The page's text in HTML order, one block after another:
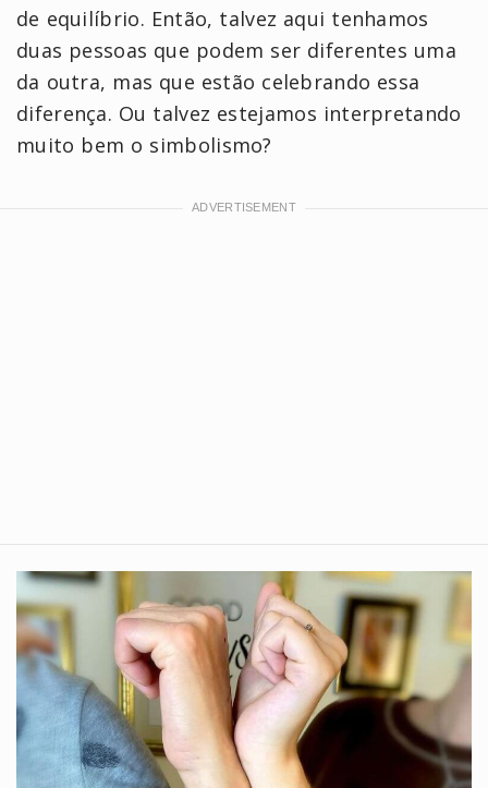
de equilíbrio. Então, talvez aqui tenhamos
duas pessoas que podem ser diferentes uma
da outra, mas que estão celebrando essa
diferença. Ou talvez estejamos interpretando
muito bem o simbolismo?